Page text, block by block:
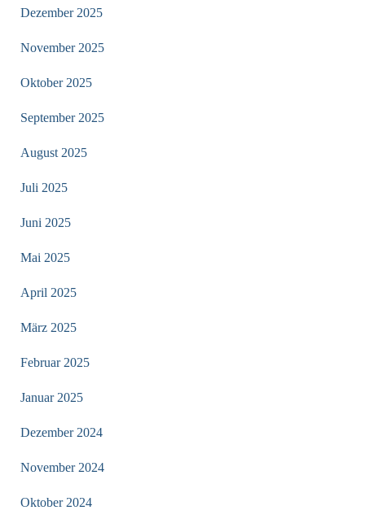
Dezember 2025
November 2025
Oktober 2025
September 2025
August 2025
Juli 2025
Juni 2025
Mai 2025
April 2025
März 2025
Februar 2025
Januar 2025
Dezember 2024
November 2024
Oktober 2024